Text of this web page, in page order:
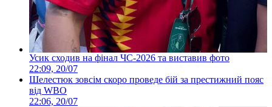
Усик сходив на фінал ЧС-2026 та виставив фото
22:09, 20/07
Шелестюк зовсім скоро проведе бій за престижний пояс
від WBO
22:06, 20/07